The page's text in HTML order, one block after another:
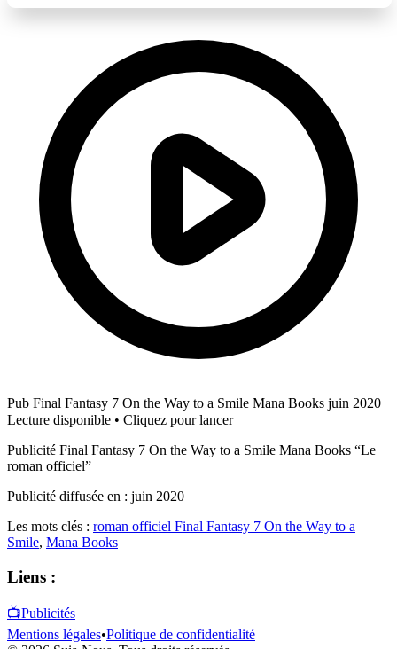
Pub Final Fantasy 7 On the Way to a Smile Mana Books juin 2020
Lecture disponible • Cliquez pour lancer
Publicité Final Fantasy 7 On the Way to a Smile Mana Books “Le
roman officiel”
Publicité diffusée en : juin 2020
Les mots clés : roman officiel Final Fantasy 7 On the Way to a
Smile, Mana Books
Liens :
📺Publicités
Mentions légales•Politique de confidentialité